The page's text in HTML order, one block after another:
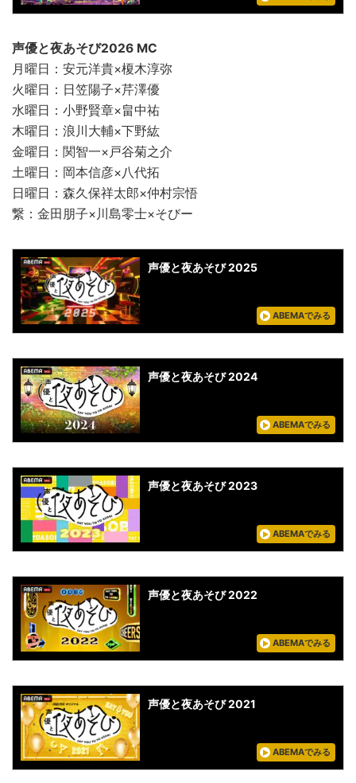
声優と夜あそび2026 MC
月曜日：安元洋貴×榎木淳弥
火曜日：日笠陽子×芹澤優
水曜日：小野賢章×畠中祐
木曜日：浪川大輔×下野紘
金曜日：関智一×戸谷菊之介
土曜日：岡本信彦×八代拓
日曜日：森久保祥太郎×仲村宗悟
繋：金田朋子×川島零士×そびー
声優と夜あそび 2025
ABEMAでみる
声優と夜あそび 2024
ABEMAでみる
声優と夜あそび 2023
ABEMAでみる
声優と夜あそび 2022
ABEMAでみる
声優と夜あそび 2021
ABEMAでみる